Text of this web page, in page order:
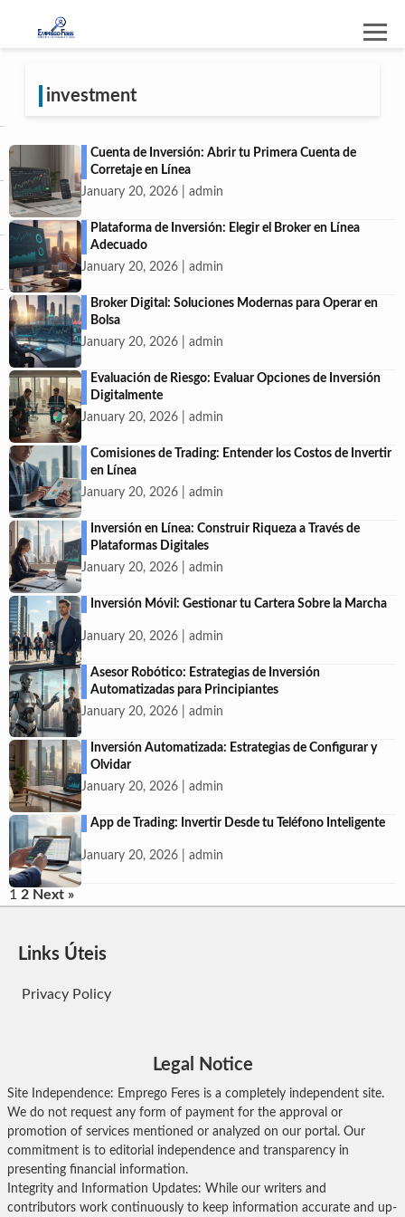
investment
Cuenta de Inversión: Abrir tu Primera Cuenta de
Corretaje en Línea
January 20, 2026 | admin
Plataforma de Inversión: Elegir el Broker en Línea
Adecuado
January 20, 2026 | admin
Broker Digital: Soluciones Modernas para Operar en
Bolsa
January 20, 2026 | admin
Evaluación de Riesgo: Evaluar Opciones de Inversión
Digitalmente
January 20, 2026 | admin
Comisiones de Trading: Entender los Costos de Invertir
en Línea
January 20, 2026 | admin
Inversión en Línea: Construir Riqueza a Través de
Plataformas Digitales
January 20, 2026 | admin
Inversión Móvil: Gestionar tu Cartera Sobre la Marcha
January 20, 2026 | admin
Asesor Robótico: Estrategias de Inversión
Automatizadas para Principiantes
January 20, 2026 | admin
Inversión Automatizada: Estrategias de Configurar y
Olvidar
January 20, 2026 | admin
App de Trading: Invertir Desde tu Teléfono Inteligente
January 20, 2026 | admin
Posts
1 2 Next »
Links Úteis
Privacy Policy
Legal Notice
Site Independence: Emprego Feres is a completely independent site.
We do not request any form of payment for the approval or
promotion of services mentioned or analyzed on our portal. Our
commitment is to editorial independence and transparency in
presenting financial information.
Integrity and Information Updates: While our writers and
contributors work continuously to keep information accurate and up-